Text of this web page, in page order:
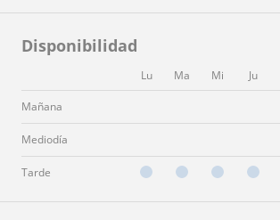
Disponibilidad
Lu Ma Mi Ju
Mañana
Mediodía
Tarde